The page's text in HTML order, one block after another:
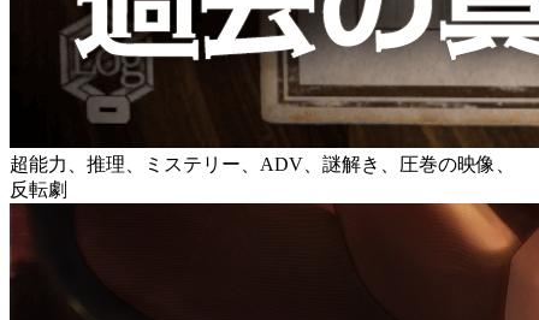
超能力、推理、ミステリー、ADV、謎解き、圧巻の映像、
反転劇